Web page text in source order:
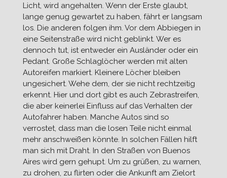
Licht, wird angehalten. Wenn der Erste glaubt,
lange genug gewartet zu haben, fährt er langsam
los. Die anderen folgen ihm. Vor dem Abbiegen in
eine Seitenstraße wird nicht geblinkt. Wer es
dennoch tut, ist entweder ein Ausländer oder ein
Pedant. Große Schlaglöcher werden mit alten
Autoreifen markiert. Kleinere Löcher bleiben
ungesichert. Wehe dem, der sie nicht rechtzeitig
erkennt. Hier und dort gibt es auch Zebrastreifen,
die aber keinerlei Einfluss auf das Verhalten der
Autofahrer haben. Manche Autos sind so
verrostet, dass man die losen Teile nicht einmal
mehr anschweißen könnte. In solchen Fällen hilft
man sich mit Draht. In den Straßen von Buenos
Aires wird gern gehupt. Um zu grüßen, zu warnen,
zu drohen, zu flirten oder die Ankunft am Zielort